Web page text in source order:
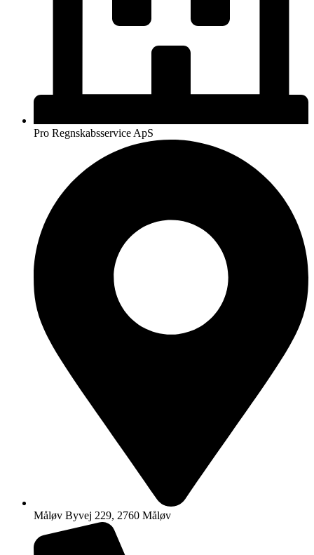
Pro Regnskabsservice ApS
Måløv Byvej 229, 2760 Måløv